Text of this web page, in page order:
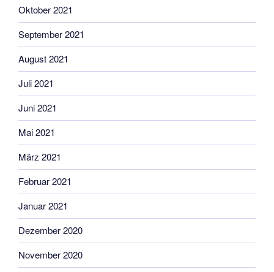
Oktober 2021
September 2021
August 2021
Juli 2021
Juni 2021
Mai 2021
März 2021
Februar 2021
Januar 2021
Dezember 2020
November 2020